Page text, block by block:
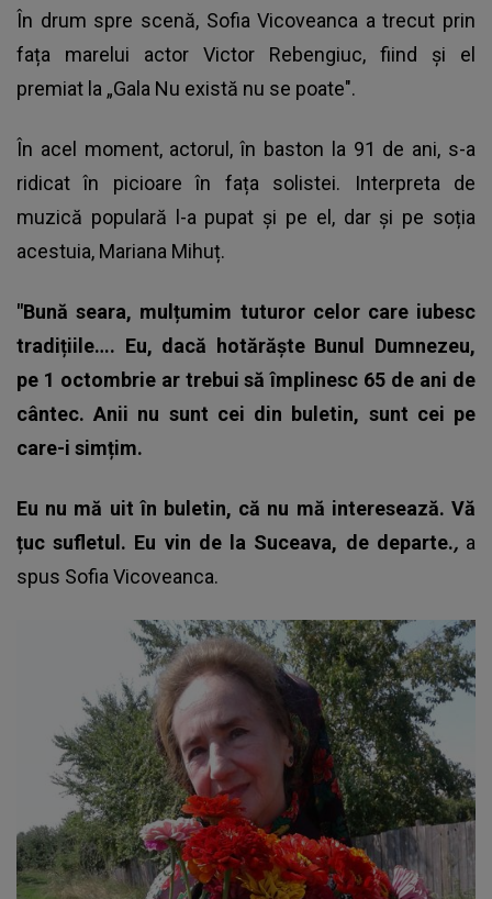
În drum spre scenă, Sofia Vicoveanca a trecut prin
fața marelui actor Victor Rebengiuc, fiind și el
premiat la „Gala Nu există nu se poate".
În acel moment, actorul, în baston la 91 de ani, s-a
ridicat în picioare în fața solistei. Interpreta de
muzică populară l-a pupat și pe el, dar și pe soția
acestuia, Mariana Mihuț.
"Bună seara, mulțumim tuturor celor care iubesc
tradițiile…. Eu, dacă hotărăște Bunul Dumnezeu,
pe 1 octombrie ar trebui să împlinesc 65 de ani de
cântec. Anii nu sunt cei din buletin, sunt cei pe
care-i simțim.
Eu nu mă uit în buletin, că nu mă interesează. Vă
țuc sufletul. Eu vin de la Suceava, de departe., a
spus Sofia Vicoveanca.